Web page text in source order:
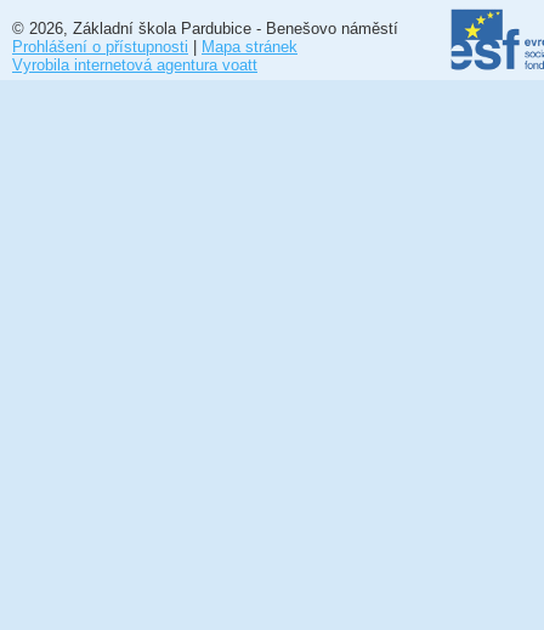
© 2026, Základní škola Pardubice - Benešovo náměstí
Prohlášení o přístupnosti | Mapa stránek
Vyrobila internetová agentura voatt